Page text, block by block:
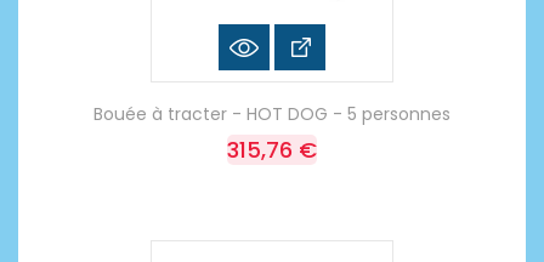
Bouée à tracter - HOT DOG - 5 personnes
315,76 €